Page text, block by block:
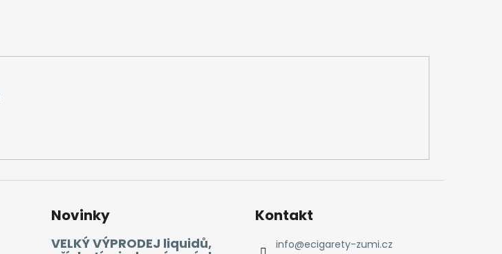
Novinky
VELKÝ VÝPRODEJ liquidů,
Kontakt
info@ecigarety-zumi.cz